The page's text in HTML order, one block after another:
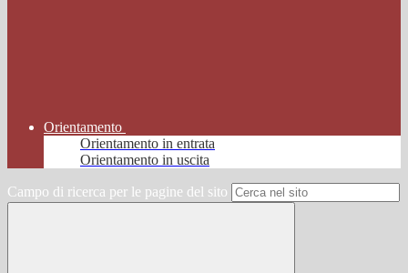
Orientamento
Orientamento in entrata
Orientamento in uscita
Campo di ricerca per le pagine del sito